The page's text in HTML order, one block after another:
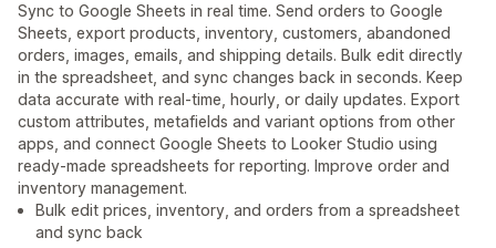
Sync to Google Sheets in real time. Send orders to Google
Sheets, export products, inventory, customers, abandoned
orders, images, emails, and shipping details. Bulk edit directly
in the spreadsheet, and sync changes back in seconds. Keep
data accurate with real-time, hourly, or daily updates. Export
custom attributes, metafields and variant options from other
apps, and connect Google Sheets to Looker Studio using
ready-made spreadsheets for reporting. Improve order and
inventory management.
Bulk edit prices, inventory, and orders from a spreadsheet
and sync back